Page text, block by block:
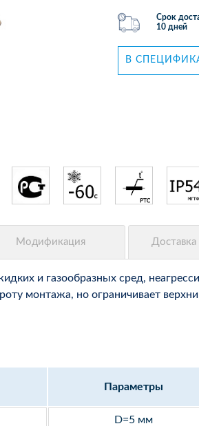
Срок
10 дней
В
и газообразных сред,
монтажа, но ограничивает
Параметры
D=5 мм